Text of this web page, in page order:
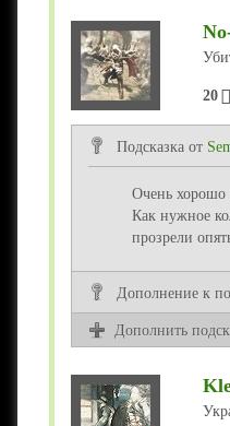
20
Подсказка от
Очень хорошо
Как нужное
прозрели
Дополнение к
Дополнить